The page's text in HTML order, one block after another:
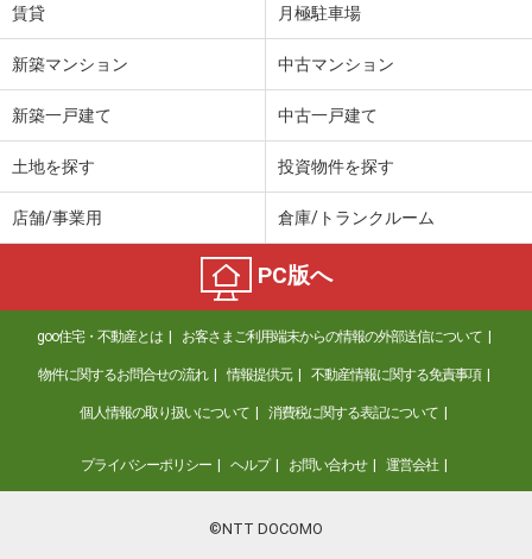
賃貸 月極駐車場
新築マンション 中古マンション
新築一戸建て 中古一戸建て
土地を探す 投資物件を探す
店舗/事業用 倉庫/トランクルーム
PC版へ
goo住宅・不動産とは お客さまご利用端末からの情報の外部送信について
物件に関するお問合せの流れ 情報提供元 不動産情報に関する免責事項
個人情報の取り扱いについて 消費税に関する表記について
プライバシーポリシー ヘルプ お問い合わせ 運営会社
©NTT DOCOMO